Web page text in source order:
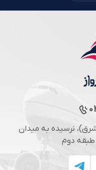
شرق)، نرسیده به میدان